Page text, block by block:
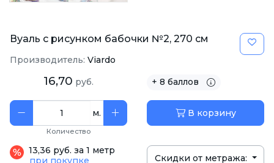
Вуаль с рисунком бабочки №2, 270 см
Производитель: Viardo
16,70 руб. + 8 баллов
м.
Количество
В корзину
13,36 руб. за 1 метр
при покупке
Скидки от метража: